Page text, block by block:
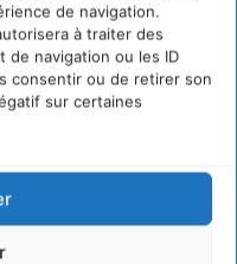
de navigation.
à traiter des
de navigation ou les ID
consentir ou de retirer son
sur certaines
» appelle les
du vivant